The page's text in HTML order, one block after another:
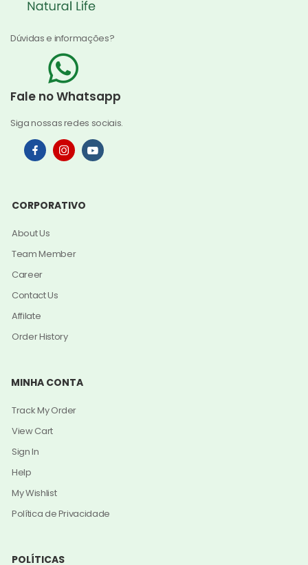
Dúvidas e informações?
Fale no Whatsapp
Siga nossas redes sociais.
CORPORATIVO
About Us
Team Member
Career
Contact Us
Affilate
Order History
MINHA CONTA
Track My Order
View Cart
Sign In
Help
My Wishlist
Política de Privacidade
POLÍTICAS